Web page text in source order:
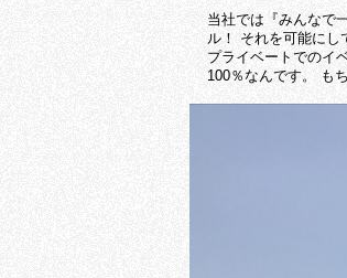
当社では『みんなで
ル！ それを可能にし
プライベートでのイ
100％なんです。 も